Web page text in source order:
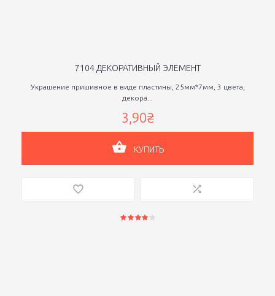
7104 ДЕКОРАТИВНЫЙ ЭЛЕМЕНТ
Украшение пришивное в виде пластины, 25мм*7мм, 3 цвета,
декора...
3,90₴
КУПИТЬ